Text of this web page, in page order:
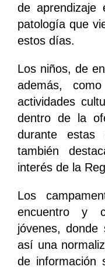
de aprendizaje
patología que
estos días.
Los niños, de
además,
actividades
dentro de la
durante estas
también
interés de la
Los
encuentro y
jóvenes, donde
así una
de información